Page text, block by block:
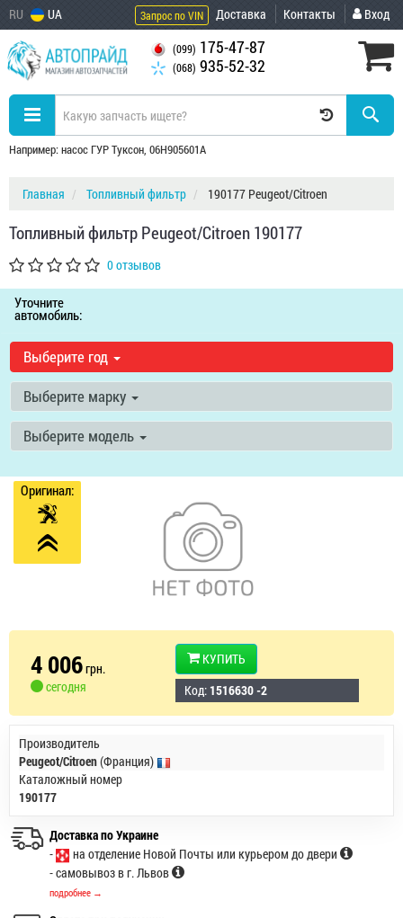
RU UA Запрос по VIN Доставка Контакты Вход
(099) 175-47-87
(068) 935-52-32
Например: насос ГУР Туксон, 06H905601A
Главная Топливный фильтр 190177 Peugeot/Citroen
Топливный фильтр Peugeot/Citroen 190177
0 отзывов
Уточните
автомобиль:
Выберите год
Выберите марку
Выберите модель
Оригинал:
4 006грн.
сегодня
КУПИТЬ
Код: 1516630 -2
Производитель
Peugeot/Citroen(Франция)
Каталожный номер
190177
Доставка по Украине
-
на отделение Новой Почты или курьером до двери
- самовывоз в г. Львов
подробнее →